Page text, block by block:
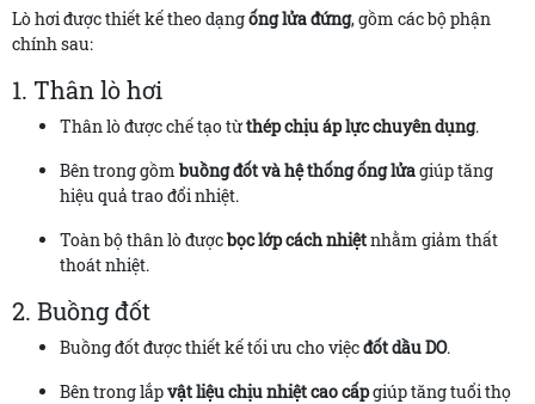
Lò hơi được thiết kế theo dạngống lửa đứng, gồm các bộ phận
chính sau:
1. Thân lò hơi
Thân lò được chế tạo từthép chịu áp lực chuyên dụng.
Bên trong gồm buồng đốt và hệ thống ống lửagiúp tăng
hiệu quả trao đổi nhiệt.
Toàn bộ thân lò đượcbọc lớp cách nhiệtnhằm giảm thất
thoát nhiệt.
2. Buồng đốt
Buồng đốt được thiết kế tối ưu cho việcđốt dầu DO.
Bên trong lắpvật liệu chịu nhiệt cao cấpgiúp tăng tuổi thọ